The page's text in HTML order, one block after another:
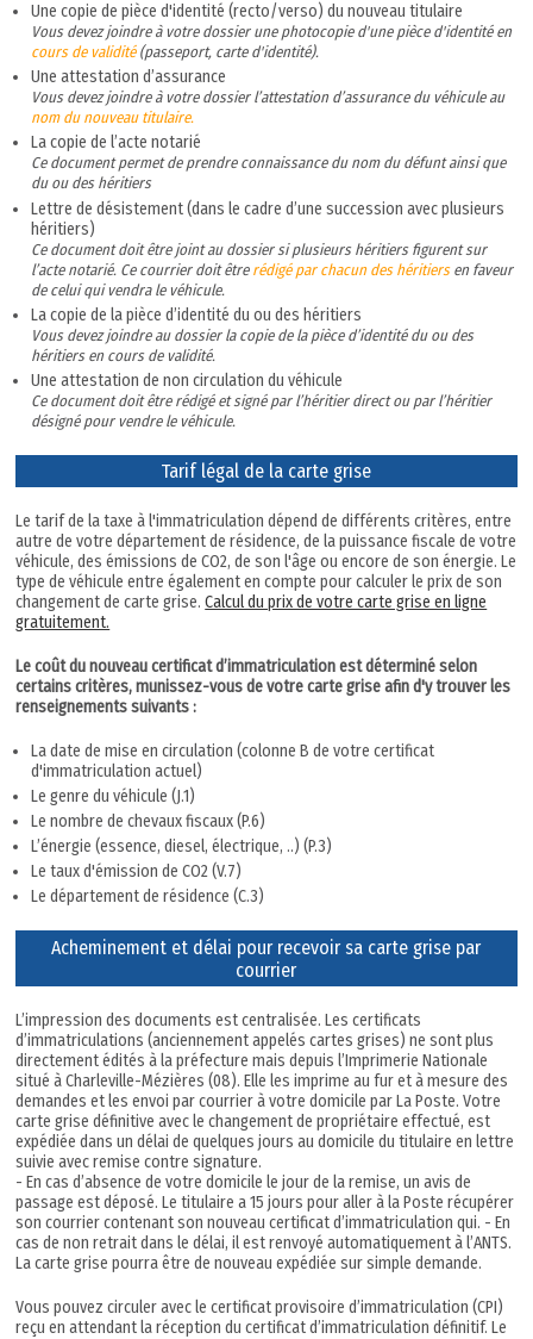
Une copie de pièce d'identité (recto/verso) du nouveau titulaire
Vous devez joindre à votre dossier une photocopie d'une pièce d'identité en
cours de validité (passeport, carte d'identité).
Une attestation d’assurance
Vous devez joindre à votre dossier l’attestation d’assurance du véhicule au
nom du nouveau titulaire.
La copie de l’acte notarié
Ce document permet de prendre connaissance du nom du défunt ainsi que
du ou des héritiers
Lettre de désistement (dans le cadre d’une succession avec plusieurs
héritiers)
Ce document doit être joint au dossier si plusieurs héritiers figurent sur
l’acte notarié. Ce courrier doit être rédigé par chacun des héritiersen faveur
de celui qui vendra le véhicule.
La copie de la pièce d’identité du ou des héritiers
Vous devez joindre au dossier la copie de la pièce d’identité du ou des
héritiers en cours de validité.
Une attestation de non circulation du véhicule
Ce document doit être rédigé et signé par l’héritier direct ou par l’héritier
désigné pour vendre le véhicule.
Tarif légal de la carte grise
Le tarif de la taxe à l'immatriculation dépend de différents critères, entre
autre de votre département de résidence, de la puissance fiscale de votre
véhicule, des émissions de CO2, de son l'âge ou encore de son énergie. Le
type de véhicule entre également en compte pour calculer le prix de son
changement de carte grise.Calcul du prix de votre carte grise en ligne
gratuitement.
Le coût du nouveau certificat d’immatriculation est déterminé selon
certains critères, munissez-vous de votre carte grise afin d'y trouver les
renseignements suivants :
La date de mise en circulation (colonne B de votre certificat
d'immatriculation actuel)
Le genre du véhicule (J.1)
Le nombre de chevaux fiscaux (P.6)
L’énergie (essence, diesel, électrique, ..) (P.3)
Le taux d'émission de CO2 (V.7)
Le département de résidence (C.3)
Acheminement et délai pour recevoir sa carte grise par
courrier
L’impression des documents est centralisée. Les certificats
d’immatriculations (anciennement appelés cartes grises) ne sont plus
directement édités à la préfecture mais depuis l’Imprimerie Nationale
situé à Charleville-Mézières (08). Elle les imprime au fur et à mesure des
demandes et les envoi par courrier à votre domicile par La Poste. Votre
carte grise définitive avec le changement de propriétaire effectué, est
expédiée dans un délai de quelques jours au domicile du titulaire en lettre
suivie avec remise contre signature.
- En cas d’absence de votre domicile le jour de la remise, un avis de
passage est déposé. Le titulaire a 15 jours pour aller à la Poste récupérer
son courrier contenant son nouveau certificat d’immatriculation qui. - En
cas de non retrait dans le délai, il est renvoyé automatiquement à l’ANTS.
La carte grise pourra être de nouveau expédiée sur simple demande.
Vous pouvez circuler avec le certificat provisoire d’immatriculation (CPI)
reçu en attendant la réception du certificat d’immatriculation définitif. Le